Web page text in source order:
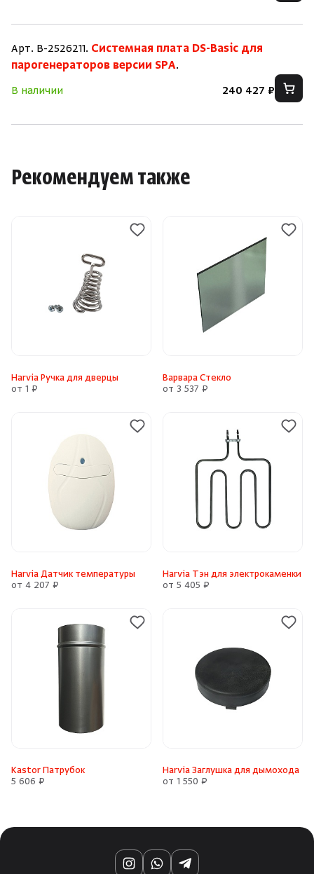
Арт. B-2526211. Системная плата DS-Basic для
парогенераторов версии SPA.
В наличии
240 427 ₽
Рекомендуем также
Harvia Ручка для дверцы
от 1 ₽
Варвара Стекло
от 3 537 ₽
Harvia Датчик температуры
от 4 207 ₽
Harvia Тэн для электрокаменки
от 5 405 ₽
Kastor Патрубок
5 606 ₽
Harvia Заглушка для дымохода
от 1 550 ₽
InstagramWhatsAppTelegram